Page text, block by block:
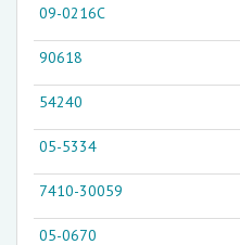
09-0216C
90618
54240
05-5334
7410-30059
05-0670